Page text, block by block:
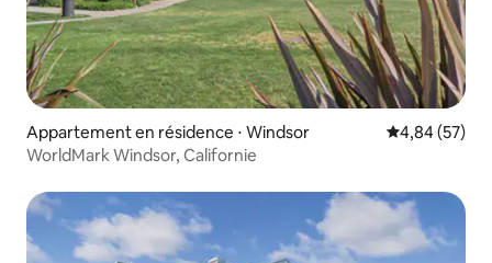
Appartement en résidence ⋅ Windsor Évaluation
4,84 (57)
WorldMark Windsor, Californie